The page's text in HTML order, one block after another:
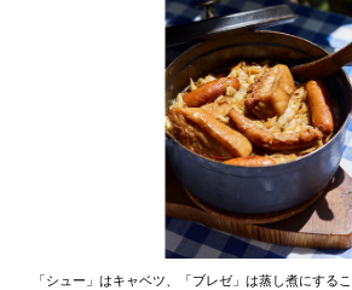
「シュー」はキャベツ、「ブレゼ」は蒸し煮にする